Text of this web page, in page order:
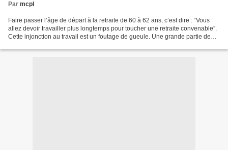
Par mcpl
Faire passer l’âge de départ à la retraite de 60 à 62 ans, c’est dire : “Vous
allez devoir travailler plus longtemps pour toucher une retraite convenable”.
Cette injonction au travail est un foutage de gueule. Une grande partie de